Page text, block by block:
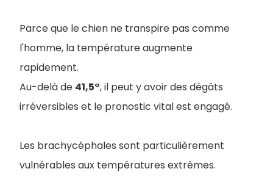
Parce que le chien ne transpire pas comme
l'homme, la température augmente
rapidement.
Au-delà de 41,5°, il peut y avoir des dégâts
irréversibles et le pronostic vital est engagé.
Les brachycéphales sont particulièrement
vulnérables aux températures extrêmes.